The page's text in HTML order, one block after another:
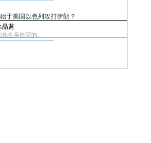
于美国以色列攻打伊朗？
晶蓝
生亲自写的。